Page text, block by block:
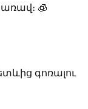
🧊
գոռալու